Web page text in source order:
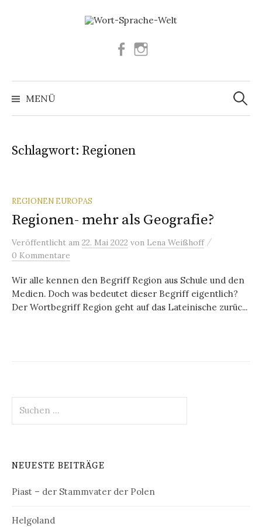
Facebook
MENÜ
Suchen
nach:
Schlagwort: Regionen
REGIONEN EUROPAS
Regionen- mehr als Geografie?
Veröffentlicht am 22. Mai 2022 von Lena Weißhoff /
0 Kommentare
Wir alle kennen den Begriff Region aus Schule und den
Medien. Doch was bedeutet dieser Begriff eigentlich?
Der Wortbegriff Region geht auf das Lateinische zurüc...
nach:
NEUESTE BEITRÄGE
Piast – der Stammvater der Polen
Helgoland